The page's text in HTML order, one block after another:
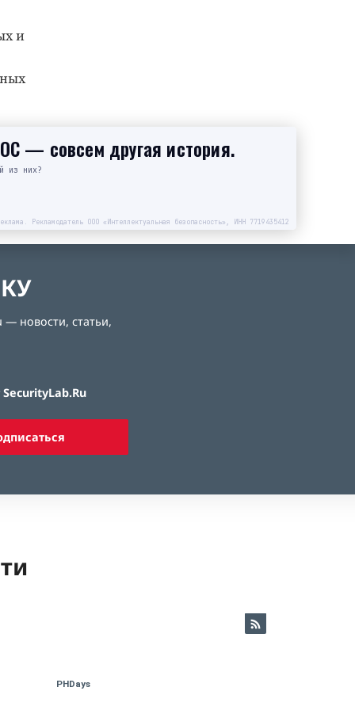
и
— совсем другая история.
из них?
Рекламодатель ООО «Интеллектуальная безопасность», ИНН 7719435412
новости, статьи,
PHDays